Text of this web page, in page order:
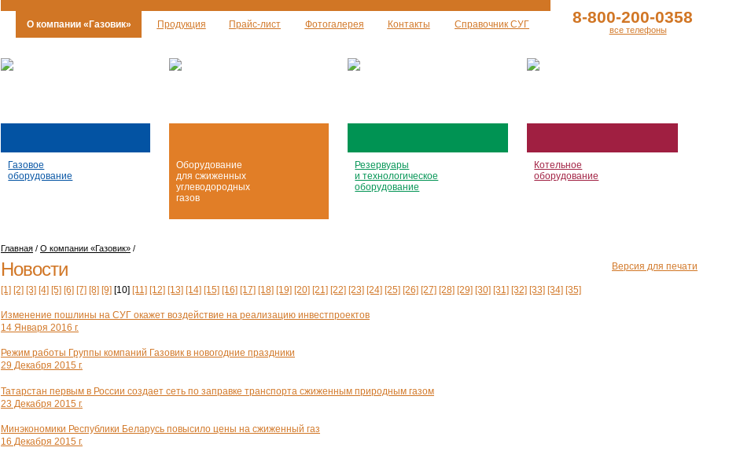
О компании «Газовик» Продукция Прайс-лист Фотогалерея Контакты Справочник СУГ 8-800-200-0358
все телефоны
Газовое
оборудование
Оборудование
для сжиженных
углеводородных
газов
Резервуары
и технологическое
оборудование
Котельное
оборудование
Главная / О компании «Газовик» /
Версия для печати
Новости
[1] [2] [3] [4] [5] [6] [7] [8] [9] [10] [11] [12] [13] [14] [15] [16] [17] [18] [19] [20] [21] [22] [23] [24] [25] [26] [27] [28] [29] [30] [31] [32] [33] [34] [35]
Изменение пошлины на СУГ окажет воздействие на реализацию инвестпроектов
14 Января 2016 г.
Режим работы Группы компаний Газовик в новогодние праздники
29 Декабря 2015 г.
Татарстан первым в России создает сеть по заправке транспорта сжиженным природным газом
23 Декабря 2015 г.
Минэкономики Республики Беларусь повысило цены на сжиженный газ
16 Декабря 2015 г.